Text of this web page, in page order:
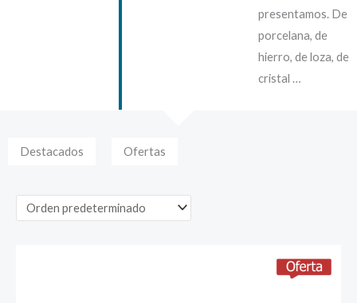
presentamos. De
porcelana, de
hierro, de loza, de
cristal …
Destacados Ofertas